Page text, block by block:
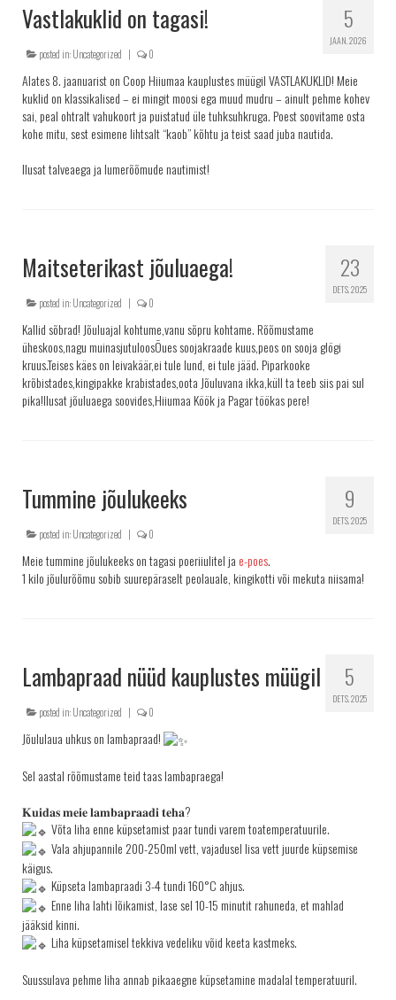
5
JAAN. 2026
Vastlakuklid on tagasi!
posted in:Uncategorized | 0
Alates 8. jaanuarist on Coop Hiiumaa kauplustes müügil VASTLAKUKLID! Meie
kuklid on klassikalised – ei mingit moosi ega muud mudru – ainult pehme kohev
sai, peal ohtralt vahukoort ja puistatud üle tuhksuhkruga. Poest soovitame osta
kohe mitu, sest esimene lihtsalt “kaob” kõhtu ja teist saad juba nautida.
Ilusat talveaega ja lumerõõmude nautimist!
23
DETS. 2025
Maitseterikast jõuluaega!
posted in:Uncategorized | 0
Kallid sõbrad! Jõuluajal kohtume,vanu sõpru kohtame. Rõõmustame
üheskoos,nagu muinasjutuloosÕues soojakraade kuus,peos on sooja glögi
kruus.Teises käes on leivakäär,ei tule lund, ei tule jääd. Piparkooke
krõbistades,kingipakke krabistades,oota Jõuluvana ikka,küll ta teeb siis pai sul
pika!Ilusat jõuluaega soovides,Hiiumaa Köök ja Pagar töökas pere!
9
DETS. 2025
Tummine jõulukeeks
posted in:Uncategorized | 0
Meie tummine jõulukeeks on tagasi poeriiulitel ja e-poes.
1 kilo jõulurõõmu sobib suurepäraselt peolauale, kingikotti või mekuta niisama!
5
DETS. 2025
Lambapraad nüüd kauplustes müügil
posted in:Uncategorized | 0
Jõululaua uhkus on lambapraad!
Sel aastal rõõmustame teid taas lambapraega!
𝐊𝐮𝐢𝐝𝐚𝐬 𝐦𝐞𝐢𝐞 𝐥𝐚𝐦𝐛𝐚𝐩𝐫𝐚𝐚𝐝𝐢 𝐭𝐞𝐡𝐚?
Võta liha enne küpsetamist paar tundi varem toatemperatuurile.
Vala ahjupannile 200-250ml vett, vajadusel lisa vett juurde küpsemise
käigus.
Küpseta lambapraadi 3-4 tundi 160°C ahjus.
Enne liha lahti lõikamist, lase sel 10-15 minutit rahuneda, et mahlad
jääksid kinni.
Liha küpsetamisel tekkiva vedeliku võid keeta kastmeks.
Suussulava pehme liha annab pikaaegne küpsetamine madalal temperatuuril.